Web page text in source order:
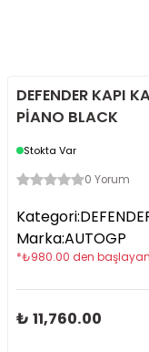
DEFENDER KAPI
PİANO BLACK
Stokta Var
0 Yorum
Kategori:
Marka:AUTOGP
*₺980.00 den
₺ 11,760.00